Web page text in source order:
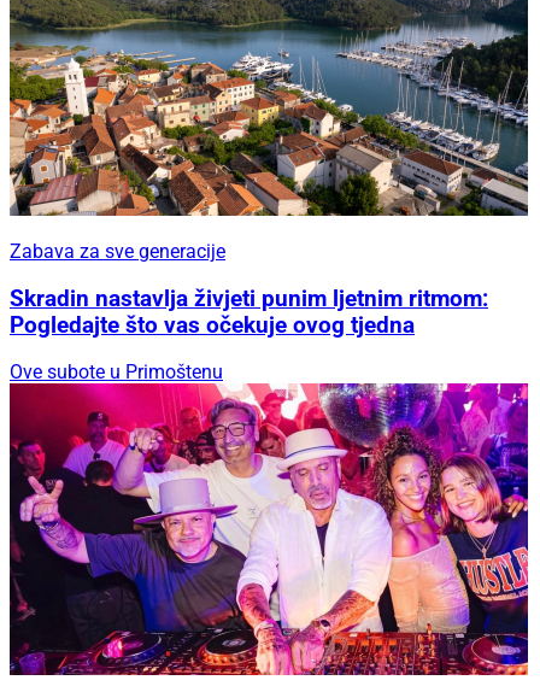
Zabava za sve generacije
Skradin nastavlja živjeti punim ljetnim ritmom:
Pogledajte što vas očekuje ovog tjedna
Ove subote u Primoštenu